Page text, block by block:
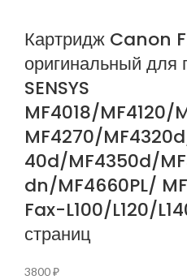
Картридж Canon
оригинальный для
SENSYS
MF4018/MF4120/
MF4270/
40d/MF4350d/
dn/MF4660PL/
Fax-L100/L120/
страниц
3800₽